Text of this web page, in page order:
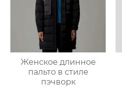
Женское длинное
пальто в стиле
пэчворк